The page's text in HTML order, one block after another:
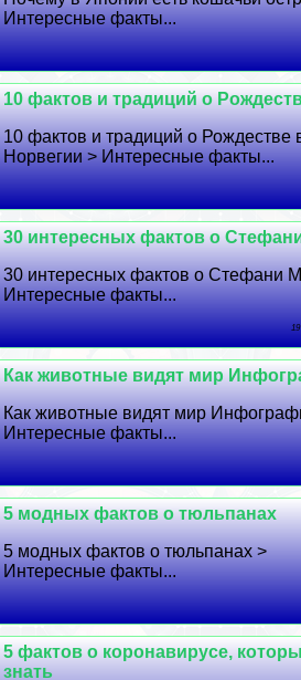
Интересные факты...
10 фактов и традиций о
10 фактов и традиций о Рождестве
Норвегии > Интересные факты...
30 интересных фактов о
30 интересных фактов о Стефани
Интересные факты...
19
Как животные видят мир
Как животные видят мир
Интересные факты...
5 модных фактов о тюльпанах
5 модных фактов о тюльпанах >
Интересные факты...
5 фактов о коронавирусе,
знать